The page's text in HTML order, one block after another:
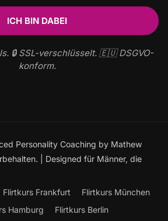
🔒 SSL-verschlüsselt. 🇪🇺 DSGVO-
konform.
Personality Coaching by Mathew
| Designed für Männer, die
Flirtkurs Frankfurt
Flirtkurs München
Hamburg
Flirtkurs Berlin